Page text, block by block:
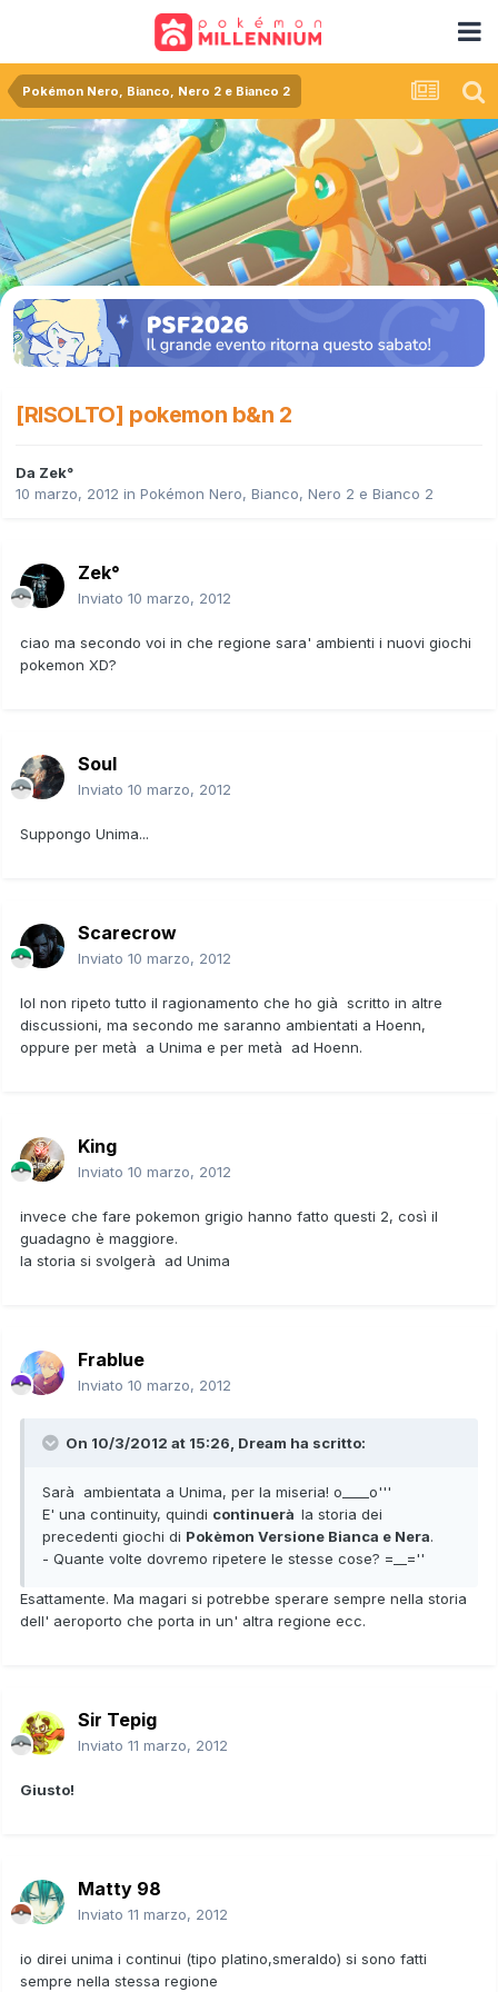
Pokémon Nero, Bianco, Nero 2 e Bianco 2
[RISOLTO] pokemon b&n 2
Da Zek°
10 marzo, 2012 in Pokémon Nero, Bianco, Nero 2 e Bianco 2
Zek°
Inviato 10 marzo, 2012
ciao ma secondo voi in che regione sara' ambienti i nuovi giochi
pokemon XD?
Soul
Inviato 10 marzo, 2012
Suppongo Unima...
Scarecrow
Inviato 10 marzo, 2012
lol non ripeto tutto il ragionamento che ho già scritto in altre
discussioni, ma secondo me saranno ambientati a Hoenn,
oppure per metà a Unima e per metà ad Hoenn.
King
Inviato 10 marzo, 2012
invece che fare pokemon grigio hanno fatto questi 2, così il
guadagno è maggiore.
la storia si svolgerà ad Unima
Frablue
Inviato 10 marzo, 2012
On 10/3/2012 at 15:26, Dream ha scritto:
Sarà ambientata a Unima, per la miseria! o____o'''
E' una continuity, quindi continuerà la storia dei
precedenti giochi di Pokèmon Versione Bianca e Nera.
- Quante volte dovremo ripetere le stesse cose? =__=''
Esattamente. Ma magari si potrebbe sperare sempre nella storia
dell' aeroporto che porta in un' altra regione ecc.
Sir Tepig
Inviato 11 marzo, 2012
Giusto!
Matty 98
Inviato 11 marzo, 2012
io direi unima i continui (tipo platino,smeraldo) si sono fatti
sempre nella stessa regione